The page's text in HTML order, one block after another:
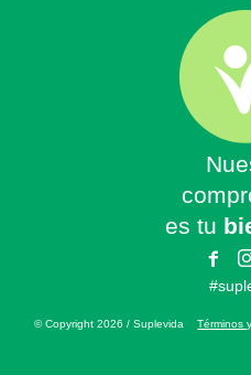
es tu

© Copyright 2026 / SuplevidaTérminos